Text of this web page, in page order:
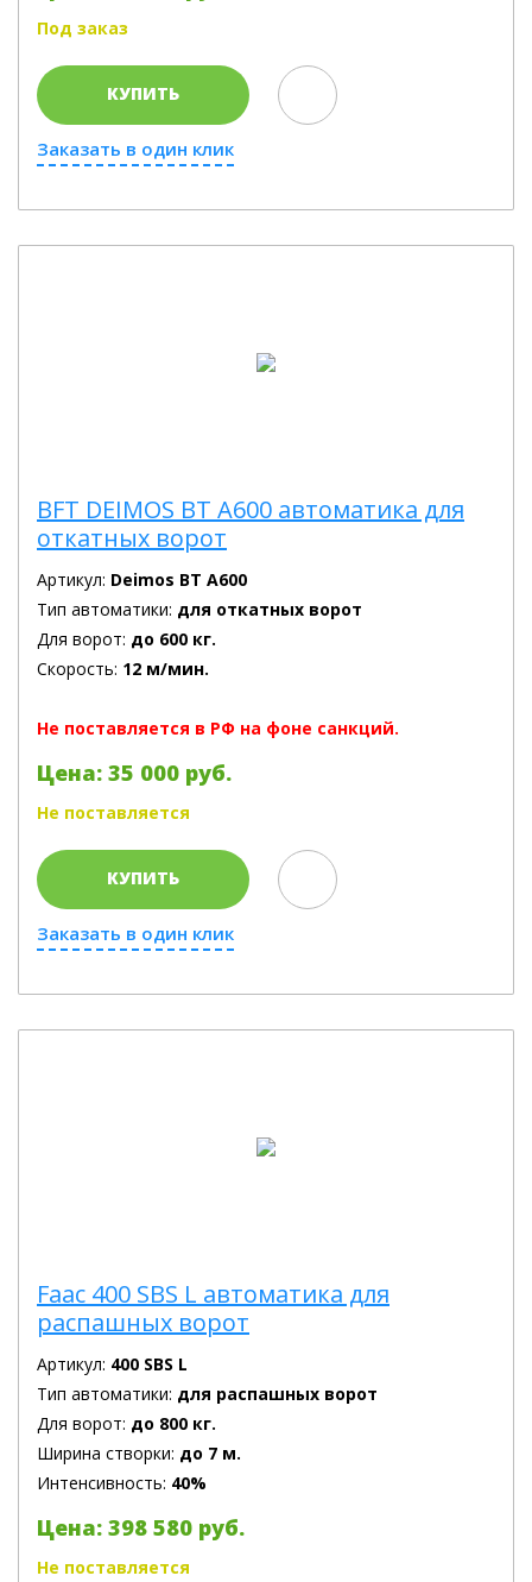
Под заказ
КУПИТЬ
Заказать в один клик
BFT DEIMOS BT A600 автоматика для
откатных ворот
Артикул: Deimos BT A600
Тип автоматики: для откатных ворот
Для ворот: до 600 кг.
Скорость: 12 м/мин.
Не поставляется в РФ на фоне санкций.
Цена: 35 000 руб.
Не поставляется
КУПИТЬ
Заказать в один клик
Faac 400 SBS L автоматика для
распашных ворот
Артикул: 400 SBS L
Тип автоматики: для распашных ворот
Для ворот: до 800 кг.
Ширина створки: до 7 м.
Интенсивность: 40%
Цена: 398 580 руб.
Не поставляется